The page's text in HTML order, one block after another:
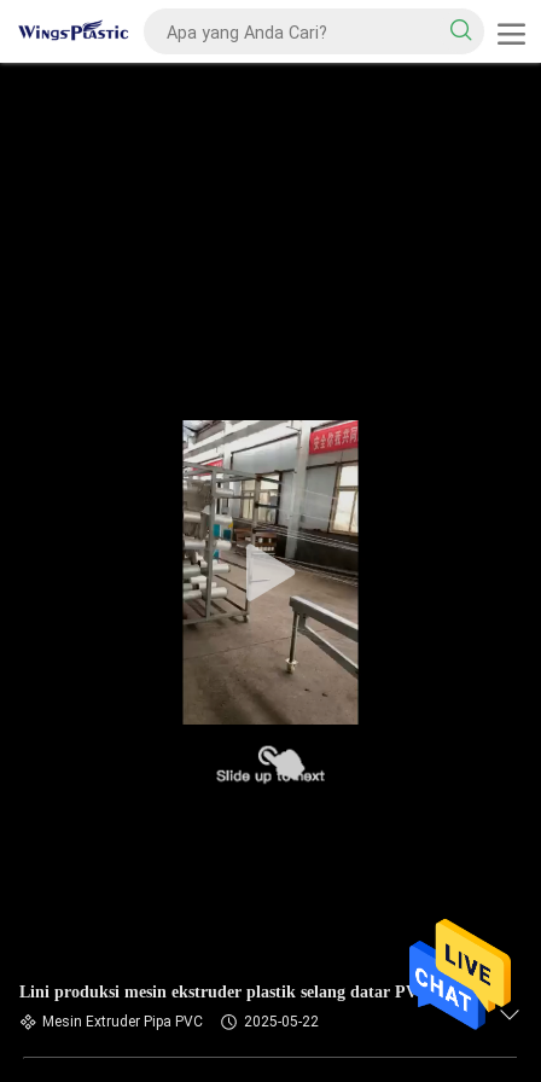
Lini produksi mesin ekstruder plastik selang datar PVC
Mesin Extruder Pipa PVC 2025-05-22